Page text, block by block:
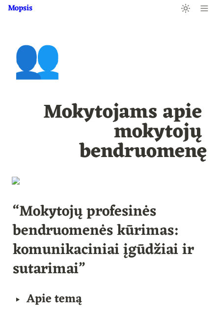
Mopsis
👥
Mokytojams apie
mokytojų
bendruomenę
“Mokytojų profesinės
bendruomenės kūrimas:
komunikaciniai įgūdžiai ir
sutarimai”
‣ Apie temą